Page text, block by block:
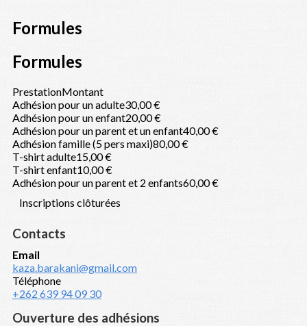
Formules
Formules
PrestationMontant
Adhésion pour un adulte30,00 €
Adhésion pour un enfant20,00 €
Adhésion pour un parent et un enfant40,00 €
Adhésion famille (5 pers maxi)80,00 €
T-shirt adulte15,00 €
T-shirt enfant10,00 €
Adhésion pour un parent et 2 enfants60,00 €
Inscriptions clôturées
Contacts
Email
kaza.barakani@gmail.com
Téléphone
+262 639 94 09 30
Ouverture des adhésions